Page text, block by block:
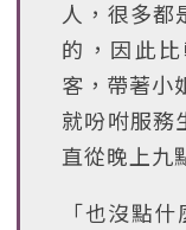
人，很多都
的，因此
客，帶著小
就吩咐服務
直從晚上九
「也沒點